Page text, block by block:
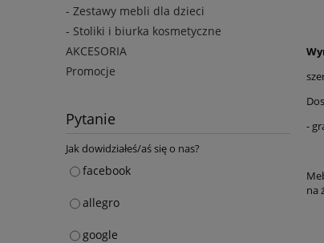
- Zestawy mebli dla dzieci
- Stoliki i biurka kosmetyczne
AKCESORIA
Promocje
Pytanie
Jak dowidziałeś/aś się o nas?
facebook
allegro
google
-
na